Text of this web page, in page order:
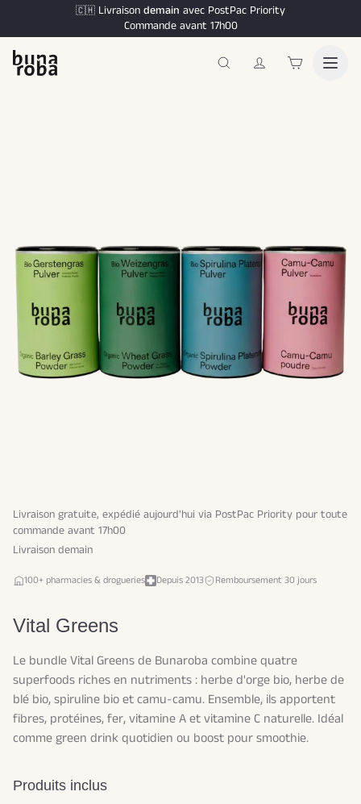
🇨🇭 Livraison demain avec PostPac Priority
Commande avant 17h00
Livraison gratuite, expédié aujourd'hui via PostPac Priority pour toute
commande avant 17h00
Livraison demain
100+ pharmacies & drogueries Depuis 2013 Remboursement 30 jours
Vital Greens
Le bundle Vital Greens de Bunaroba combine quatre
superfoods riches en nutriments : herbe d'orge bio, herbe de
blé bio, spiruline bio et camu-camu. Ensemble, ils apportent
fibres, protéines, fer, vitamine A et vitamine C naturelle. Idéal
comme green drink quotidien ou boost pour smoothie.
Produits inclus